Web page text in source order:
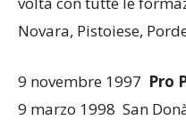
Novara, Pistoiese,
9 novembre 1997 Pro
9 marzo 1998 San